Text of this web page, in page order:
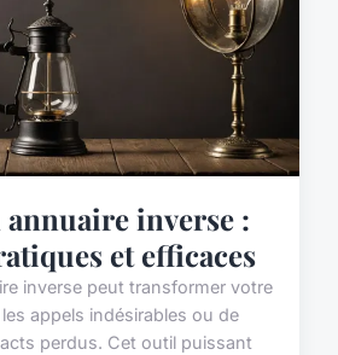
inverse :
et efficaces
inverse peut transformer votre
appels indésirables ou de
perdus. Cet outil puissant